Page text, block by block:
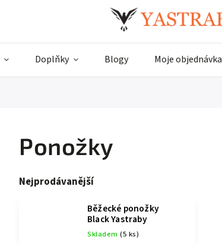
Doplňky Blogy Moje objednávka
Ponožky
Nejprodávanější
Běžecké ponožky
Black Yastraby
Skladem (5 ks)